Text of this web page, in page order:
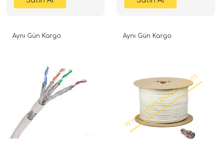
Aynı Gün Kargo Aynı Gün Kargo